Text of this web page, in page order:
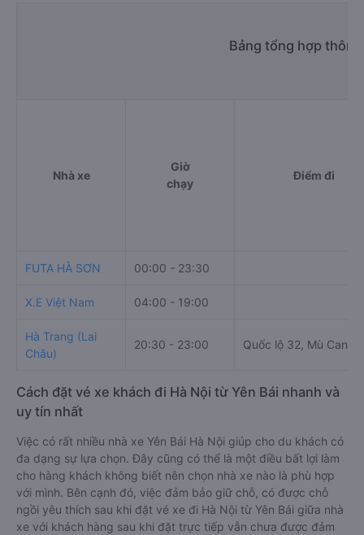
Bảng tổng hợp
Nhà xe
Giờ
chạy
Điểm đi
FUTA HÀ SƠN 00:00 - 23:30
X.E Việt Nam 04:00 - 19:00
Hà Trang (Lai
Châu)
20:30 - 23:00 Quốc lộ 32, Mù Cang
Cách đặt vé xe khách đi Hà Nội từ Yên Bái nhanh và
uy tín nhất
Việc có rất nhiều nhà xe Yên Bái Hà Nội giúp cho du khách có
đa dạng sự lựa chọn. Đây cũng có thể là một điều bất lợi làm
cho hàng khách không biết nên chọn nhà xe nào là phù hợp
với mình. Bên cạnh đó, việc đảm bảo giữ chỗ, có được chỗ
ngồi yêu thích sau khi đặt vé xe đi Hà Nội từ Yên Bái giữa nhà
xe với khách hàng sau khi đặt trực tiếp vẫn chưa được đảm